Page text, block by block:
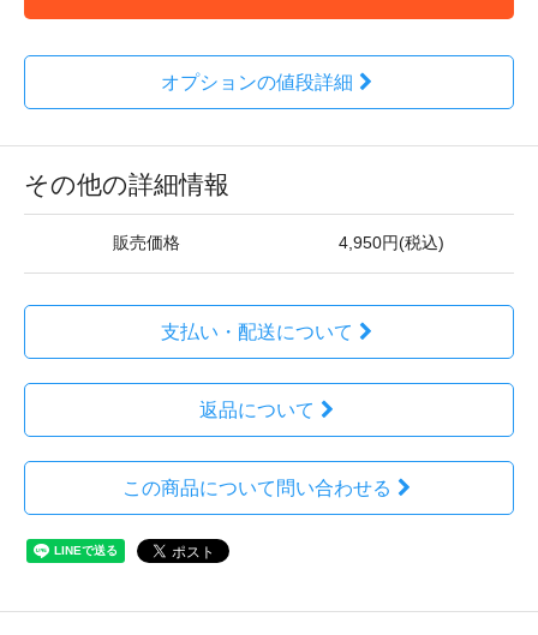
オプションの値段詳細
その他の詳細情報
販売価格 4,950円(税込)
支払い・配送について
返品について
この商品について問い合わせる